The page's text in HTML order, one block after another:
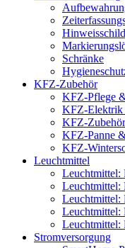
Schränke
KFZ-Zubehör
KFZ-Pflege
KFZ-Elektrik
KFZ-Zubehör
KFZ-Panne
KFZ-
Leuchtmittel
Leuchtmittel:
Leuchtmittel:
Leuchtmittel:
Leuchtmittel:
Leuchtmittel:
Stromversorgung